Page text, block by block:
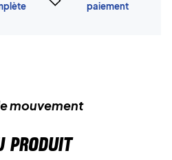
paiement
mouvement
PRODUIT